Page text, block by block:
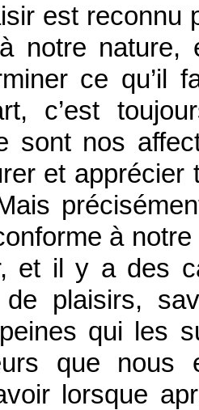
est reconnu
notre nature,
ce qu’il
c’est
sont nos
et apprécier
à
et il y a des
de plaisirs,
qui les
que nous
lorsque